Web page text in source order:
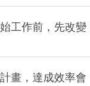
工作前，先改變
畫，達成效率會